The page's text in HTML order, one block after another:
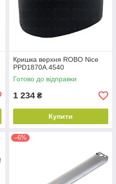
Кришка верхня ROBO Nice
PPD1870A.4540
Готово до відправки
1 234 ₴
Купити
–6%